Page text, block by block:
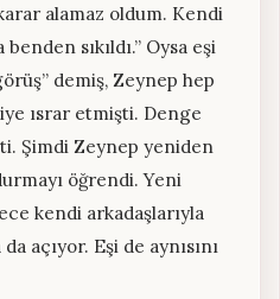
alamaz oldum. Kendi
sıkıldı.” Oysa eşi
demiş, Zeynep hep
ısrar etmişti. Denge
Şimdi Zeynep yeniden
öğrendi. Yeni
kendi arkadaşlarıyla
açıyor. Eşi de aynısını